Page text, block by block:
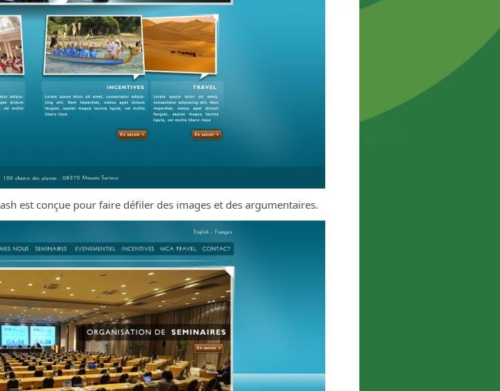
est conçue pour faire défiler des images et des argumentaires.